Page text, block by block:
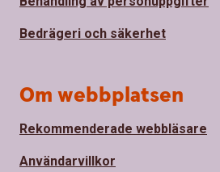
Bedrägeri och säkerhet
Om webbplatsen
Rekommenderade webbläsare
Användarvillkor